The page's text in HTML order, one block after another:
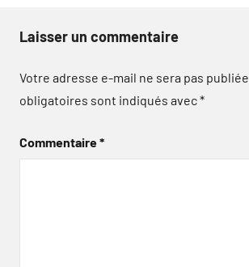
Laisser un commentaire
Votre adresse e-mail ne sera pas publiée.
obligatoires sont indiqués avec*
Commentaire*